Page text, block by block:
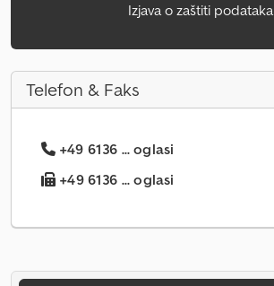
Izjava o zaštiti podataka
Telefon & Faks
+49 6136 ... oglasi
+49 6136 ... oglasi